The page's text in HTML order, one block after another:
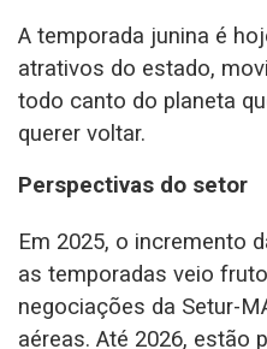
A temporada junina é
atrativos do estado,
todo canto do planeta
querer voltar.
Perspectivas do setor
Em 2025, o incremento
as temporadas veio
negociações da Setur-
aéreas. Até 2026, estão